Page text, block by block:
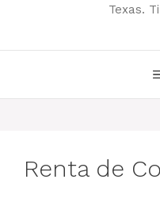
Texas.
Renta de